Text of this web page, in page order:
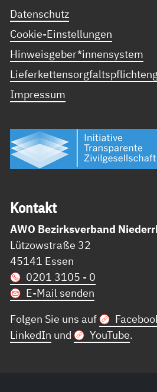
Datenschutz
Cookie-Einstellungen
Hinweisgeber*innensystem
Impressum
Kon­takt
AWO Bezirksverband
Lützowstraße 32
45141 Essen
0201 3105 - 0
E-Mail senden
Folgen Sie uns auf
LinkedIn und YouTube.